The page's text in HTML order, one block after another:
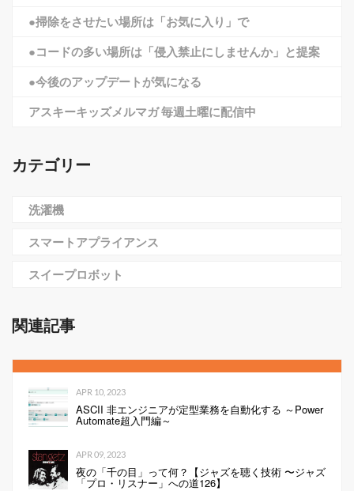
●掃除をさせたい場所は「お気に入り」で
●コードの多い場所は「侵入禁止にしませんか」と提案
●今後のアップデートが気になる
アスキーキッズメルマガ 毎週土曜に配信中
カテゴリー
洗濯機
スマートアプライアンス
スイープロボット
関連記事
APR 10, 2023
ASCII 非エンジニアが定型業務を自動化する ～Power
Automate超入門編～
APR 09, 2023
夜の「千の目」って何？【ジャズを聴く技術 〜ジャズ
「プロ・リスナー」への道126】